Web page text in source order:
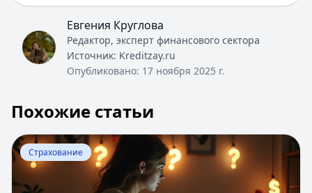
Евгения Круглова
Редактор, эксперт финансового сектора
Источник: Kreditzay.ru
Опубликовано: 17 ноября 2025 г.
Похожие статьи
Перейти к статье:Webmoney Keeper - управление
Страхование